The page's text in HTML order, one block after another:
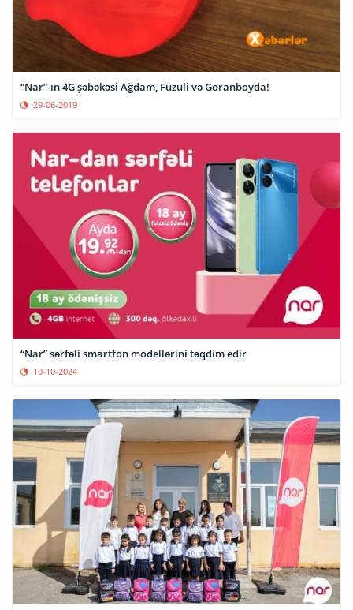
“Nar”-ın 4G şəbəkəsi Ağdam, Füzuli və Goranboyda!
29-06-2019
“Nar” sərfəli smartfon modellərini təqdim edir
10-10-2024